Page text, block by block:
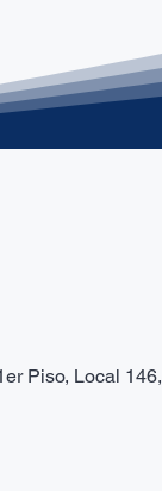
Piso, Local 146,